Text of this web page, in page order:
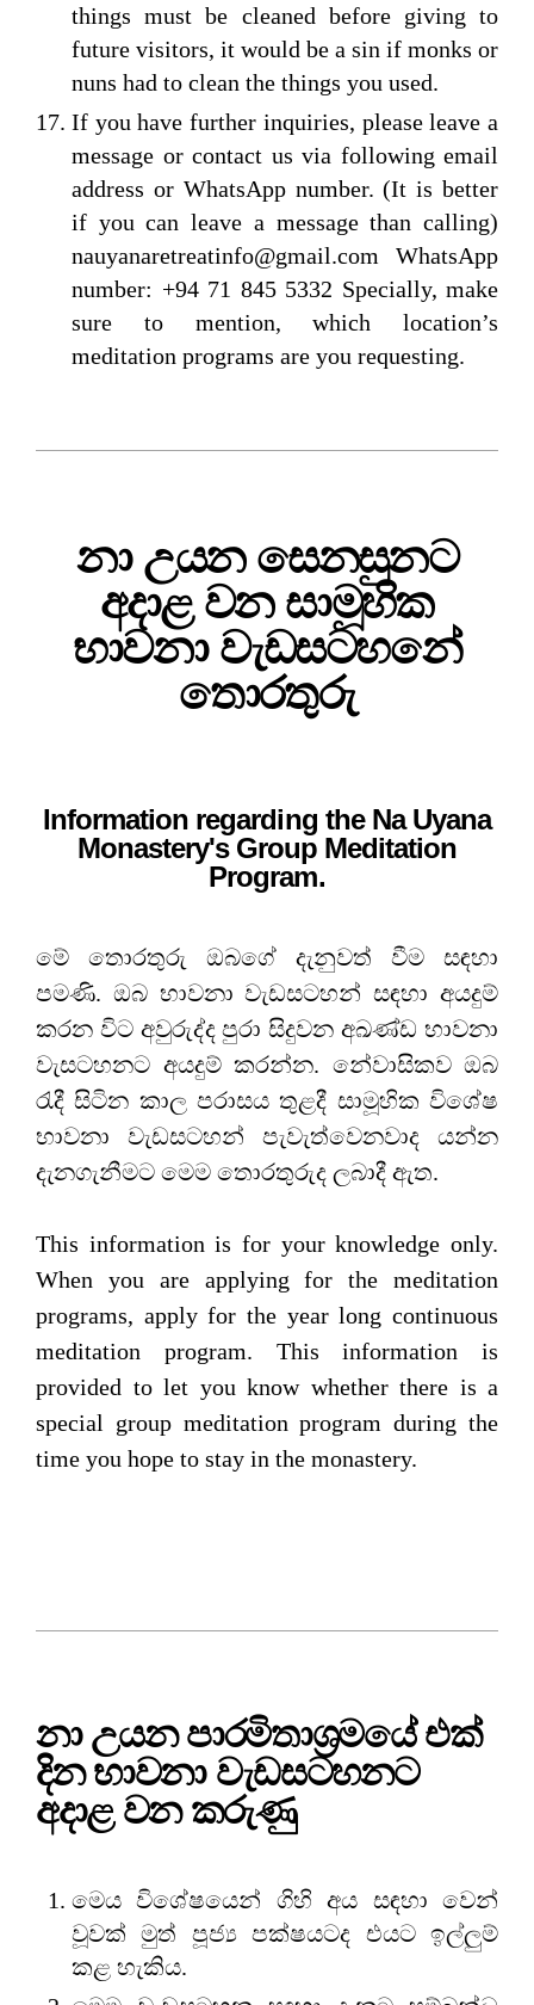
things must be cleaned before giving to
future visitors, it would be a sin if monks or
nuns had to clean the things you used.
If you have further inquiries, please leave a
message or contact us via following email
address or WhatsApp number. (It is better
if you can leave a message than calling)
nauyanaretreatinfo@gmail.com WhatsApp
number: +94 71 845 5332 Specially, make
sure to mention, which location’s
meditation programs are you requesting.
නා උයන සෙනසුනට
අදාළ වන සාමූහික
භාවනා වැඩසටහනේ
තොරතුරු
Information regarding the Na Uyana
Monastery's Group Meditation
Program.
මේ තොරතුරු ඔබගේ දැනුවත් වීම සඳහා
පමණි. ඔබ භාවනා වැඩසටහන් සඳහා අයදුම්
කරන විට අවුරුද්ද පුරා සිදුවන අඛණ්ඩ භාවනා
වැසටහනට අයදුම් කරන්න. නේවාසිකව ඔබ
රැදී සිටින කාල පරාසය තුළදී සාමූහික විශේෂ
භාවනා වැඩසටහන් පැවැත්වෙනවාද යන්න
දැනගැනීමට මෙම තොරතුරුද ලබාදී ඇත.
This information is for your knowledge only.
When you are applying for the meditation
programs, apply for the year long continuous
meditation program. This information is
provided to let you know whether there is a
special group meditation program during the
time you hope to stay in the monastery.
නා උයන පාරමිතාශ්‍රමයේ එක්
දින භාවනා වැඩසටහනට
අදාළ වන කරුණු
මෙය විශේෂයෙන් ගිහි අය සඳහා වෙන්
වූවක් මුත් පූජ්‍ය පක්ෂයටද එයට ඉල්ලුම්
කළ හැකිය.